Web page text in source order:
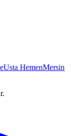
Usta HemenMersin